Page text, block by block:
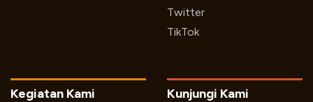
Twitter
TikTok
Kegiatan Kami Kunjungi Kami